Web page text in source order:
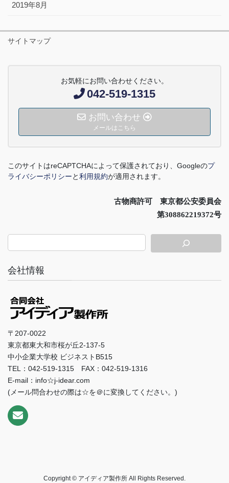
2019年8月
サイトマップ
お気軽にお問い合わせください。
042-519-1315
お問い合わせ
メールはこちら
このサイトはreCAPTCHAによって保護されており、 Googleのプ
ライバシーポリシーと利用規約が適用されます。
古物商許可 東京都公安委員会
第308862219372号
会社情報
〒207-0022
東京都東大和市桜が丘2-137-5
中小企業大学校 ビジネストB515
TEL：042-519-1315 FAX：042-519-1316
E-mail：info☆j-idear.com
(メール問合わせの際は☆を＠に変換してください。)
Copyright © アイディア製作所 All Rights Reserved.